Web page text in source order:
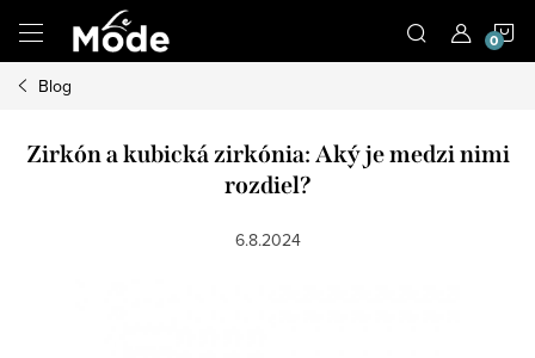
obsah
Blog
Zirkón a kubická zirkónia: Aký je medzi nimi
rozdiel?
6.8.2024